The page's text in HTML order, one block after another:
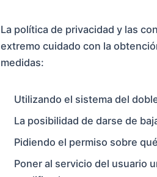
La política de privacidad y las
extremo cuidado con la
medidas:
Utilizando el sistema del
La posibilidad de darse de
Pidiendo el permiso sobre
Poner al servicio del usuario